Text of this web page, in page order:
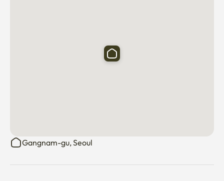
Gangnam-gu, Seoul